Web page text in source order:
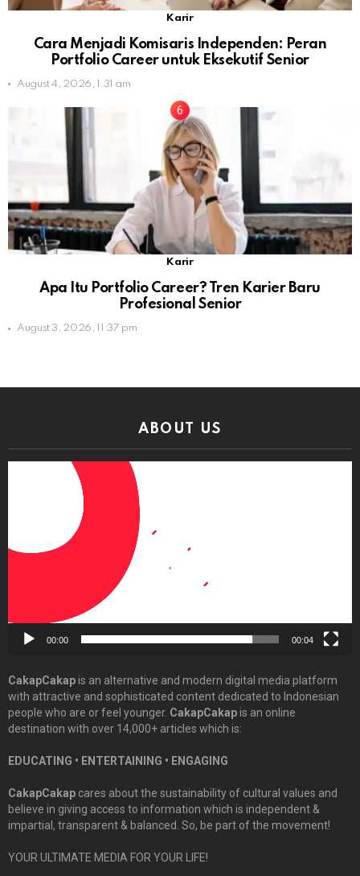
Karir
Cara Menjadi Komisaris Independen: Peran
Portfolio Career untuk Eksekutif Senior
August 4, 2026, 1:31 am
Karir
Apa Itu Portfolio Career? Tren Karier Baru
Profesional Senior
August 3, 2026, 11:37 pm
ABOUT US
00:00 00:04
CakapCakapis an alternative and modern digital media platform
with attractive and sophisticated content dedicated to Indonesian
people who are or feel younger. CakapCakapis an online
destination with over 14,000+ articles which is:
EDUCATING • ENTERTAINING • ENGAGING
CakapCakap cares about the sustainability of cultural values and
believe in giving access to information which is independent &
impartial, transparent & balanced. So, be part of the movement!
YOUR ULTIMATE MEDIA FOR YOUR LIFE!